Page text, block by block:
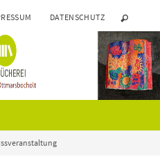
DATENSCHUTZ